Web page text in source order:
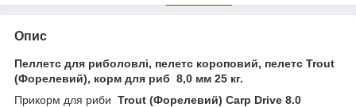
Опис
Пеллетс для риболовлі, пелетс короповий, пелетс Trout
(Форелевий), корм для риб 8,0 мм 25 кг.
Прикорм для риби Trout (Форелевий) Carp Drive 8.0